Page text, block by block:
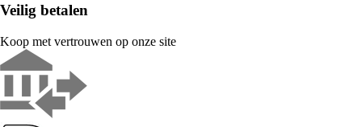
Veilig betalen
Koop met vertrouwen op onze site